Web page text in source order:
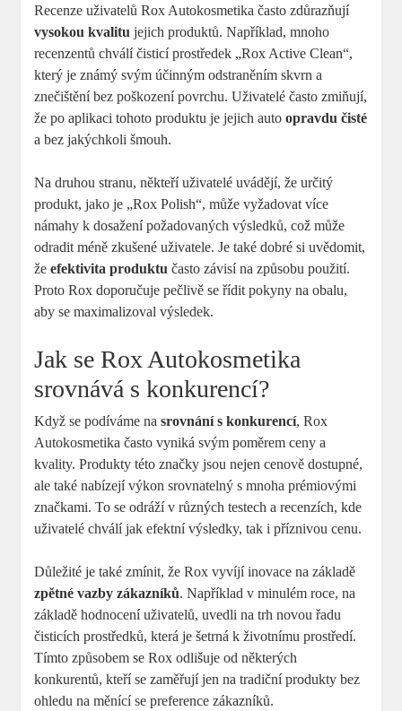
Recenze uživatelů Rox Autokosmetika často zdůrazňují
vysokou kvalitu ​jejich​ produktů. Například, ⁤mnoho⁢
recenzentů⁢ chválí čisticí prostředek „Rox Active Clean“,
který ⁢je ⁢známý ‍svým účinným‍ odstraněním skvrn a
znečištění⁣ bez⁢ poškození povrchu. ‍Uživatelé⁤ často ⁤zmiňují,⁢
že po ⁣aplikaci tohoto produktu ‍je ​jejich autoopravdu čisté
a bez jakýchkoli šmouh. ​
Na druhou stranu, ⁢někteří ⁢uživatelé ⁢uvádějí, že ‍určitý
produkt, ​jako je‍ „Rox Polish“, může vyžadovat více
⁤námahy ⁤k dosažení⁣ požadovaných⁢ výsledků, což může
odradit méně zkušené uživatele. Je také dobré si uvědomit,‍
žeefektivita produktu často závisí na způsobu použití.
Proto ​Rox doporučuje pečlivě‌ se řídit pokyny na obalu,
aby se maximalizoval výsledek.
Jak se Rox Autokosmetika
srovnává s⁣ konkurencí?
Když se ⁢podíváme⁣ nasrovnání⁢ s konkurencí, Rox
Autokosmetika často vyniká svým poměrem ceny a‍
kvality. Produkty⁣ této značky jsou nejen⁢ cenově dostupné,
ale také ‍nabízejí výkon srovnatelný s mnoha prémiovými
značkami. To se odráží v různých‌ testech a​ recenzích,⁤ kde
uživatelé chválí jak‌ efektní výsledky, tak i příznivou cenu.
Důležité⁤ je také zmínit, ‌že Rox vyvíjí ‌inovace ⁤na základě
zpětné vazby zákazníků. Například v minulém roce, na
základě hodnocení ‌uživatelů, uvedli na trh novou řadu
čisticích ‌prostředků, která‍ je šetrná k životnímu prostředí.
Tímto‌ způsobem⁢ se Rox odlišuje od některých
konkurentů, ⁤kteří se‌ zaměřují⁣ jen na​ tradiční produkty bez
⁣ohledu‌ na⁣ měnící ‍se preference⁤ zákazníků.